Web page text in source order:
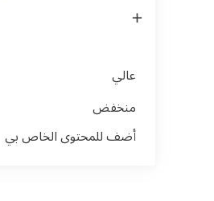
فتح
الصورة
عالي
منخفض
أضف للمحتوى الخاص بي